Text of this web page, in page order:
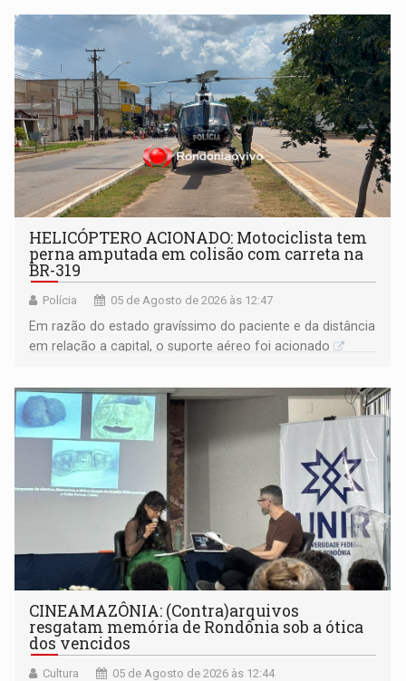
HELICÓPTERO ACIONADO: Motociclista tem
perna amputada em colisão com carreta na
BR-319
Polícia 05 de Agosto de 2026 às 12:47
Em razão do estado gravíssimo do paciente e da distância
em relação a capital, o suporte aéreo foi acionado
CINEAMAZÔNIA: (Contra)arquivos
resgatam memória de Rondônia sob a ótica
dos vencidos
Cultura 05 de Agosto de 2026 às 12:44